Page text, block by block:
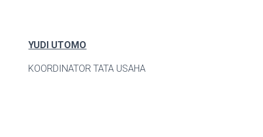
YUDI UTOMO
KOORDINATOR TATA USAHA